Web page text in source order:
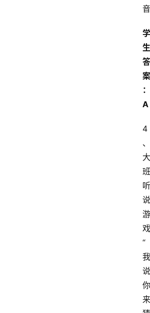
音
学
生
答
案
：
A
4
、
大
班
听
说
游
戏
“
我
说
你
来